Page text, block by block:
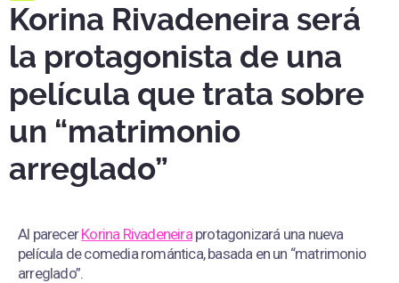
Korina Rivadeneira será
la protagonista de una
película que trata sobre
un “matrimonio
arreglado”
Al parecerKorina Rivadeneiraprotagonizará una nueva
película de comedia romántica, basada en un “matrimonio
arreglado”.